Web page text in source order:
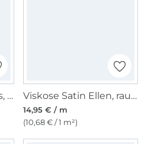
Viskose Voile Big Dots, marine Viskose Satin Ellen, rauchblau
14,95 € / m
(10,68 € / 1 m²)